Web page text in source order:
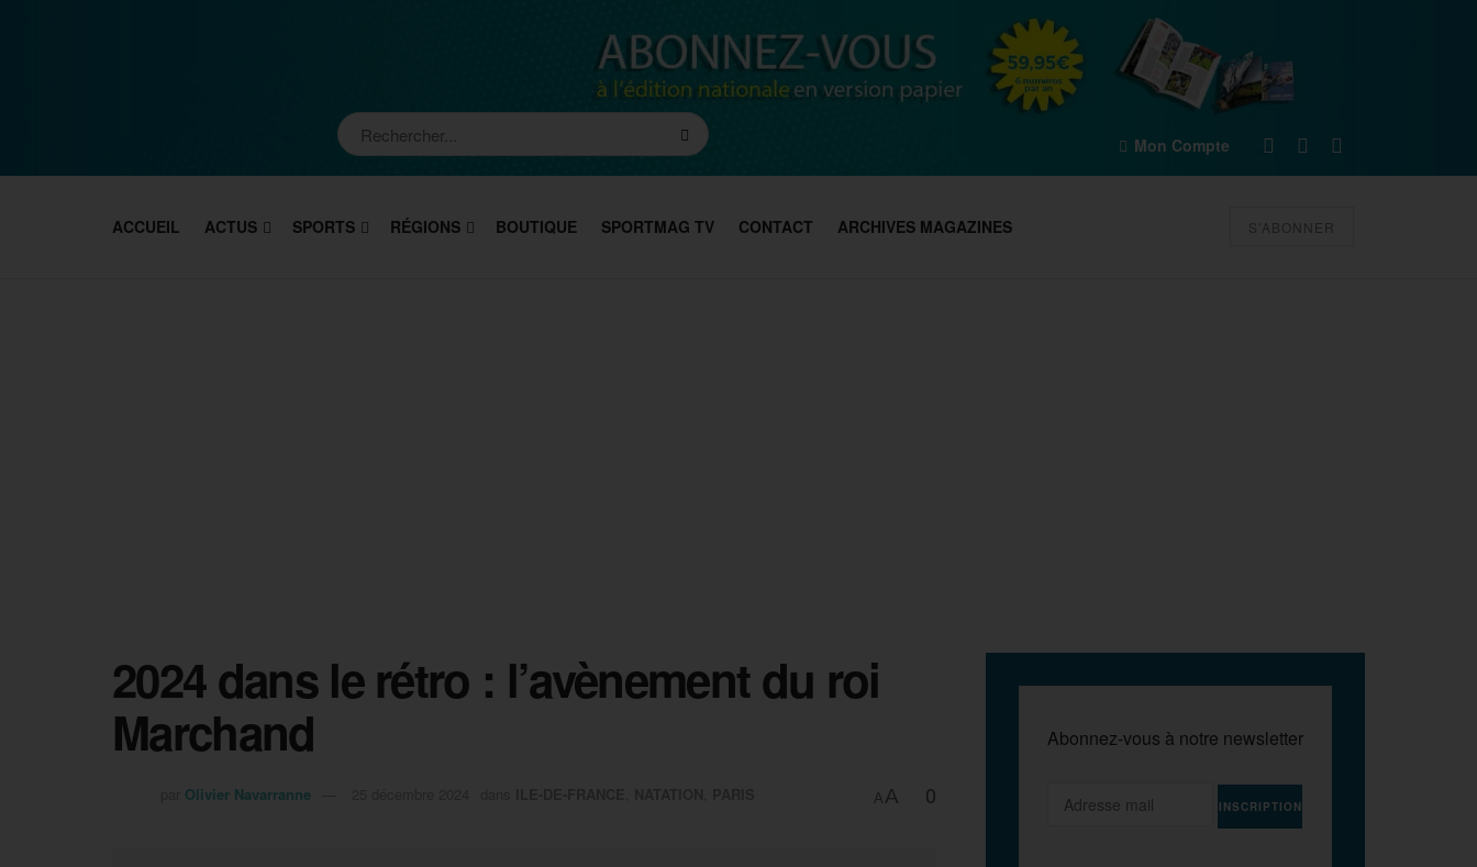
Mon Compte
ACCUEIL ACTUS SPORTS RÉGIONS BOUTIQUE SPORTMAG TV CONTACT ARCHIVES MAGAZINES S'ABONNER
2024 dans le rétro : l’avènement du roi
Marchand
Olivier Navarranne A A 0
Abonnez-vous à notre newsletter